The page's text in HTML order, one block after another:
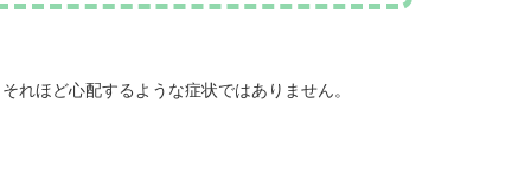
れほど心配するような症状ではありません。